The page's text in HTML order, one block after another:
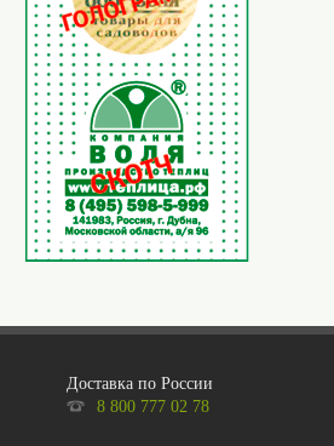
Доставка по России
8 800 777 02 78